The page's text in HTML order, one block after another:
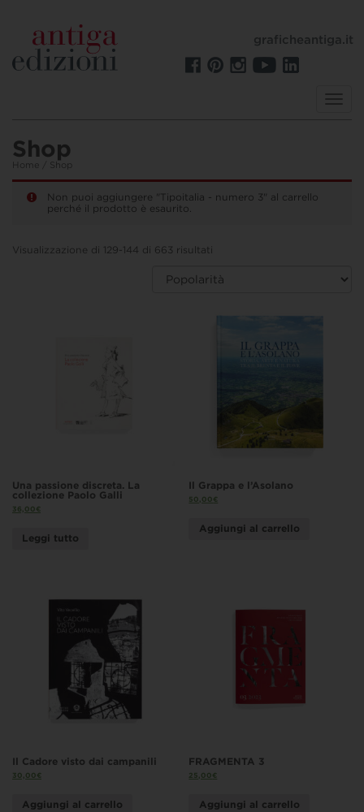
graficheantiga.it
Shop
Home / Shop
Non puoi aggiungere "Tipoitalia - numero 3" al carrello
perché il prodotto è esaurito.
Visualizzazione di 129-144 di 663 risultati
Una passione discreta. La
collezione Paolo Galli
36,00€
Leggi tutto
Il Grappa e l’Asolano
50,00€
Aggiungi al carrello
Il Cadore visto dai campanili
30,00€
Aggiungi al carrello
FRAGMENTA 3
25,00€
Aggiungi al carrello